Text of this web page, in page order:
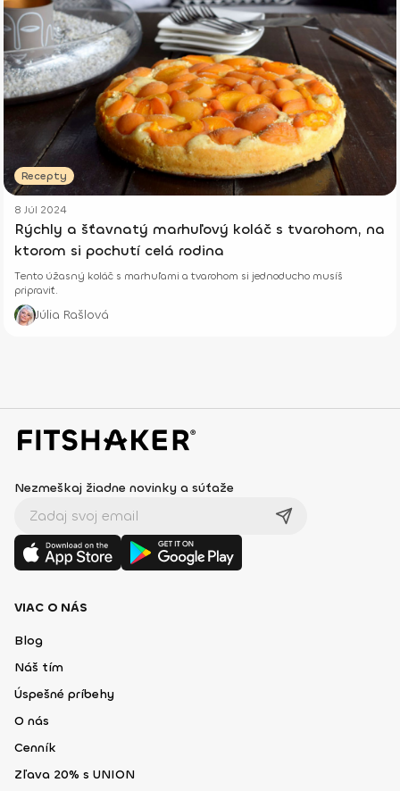
Recepty
8 Júl 2024
Rýchly a šťavnatý marhuľový koláč s tvarohom, na
ktorom si pochutí celá rodina
Tento úžasný koláč s marhuľami a tvarohom si jednoducho musíš
pripraviť.
Júlia Rašlová
Nezmeškaj žiadne novinky a súťaže
VIAC O NÁS
Blog
Náš tím
Úspešné príbehy
O nás
Cenník
Zľava 20% s UNION